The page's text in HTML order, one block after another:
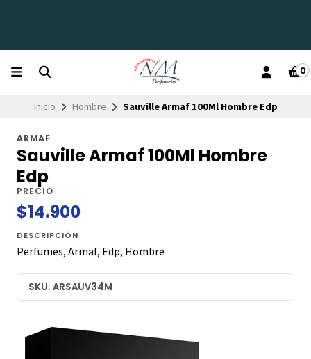
0
Inicio Hombre Sauville Armaf 100Ml Hombre Edp
ARMAF
Sauville Armaf 100Ml Hombre
Edp
PRECIO
$14.900
DESCRIPCIÓN
Perfumes, Armaf, Edp, Hombre
SKU: ARSAUV34M